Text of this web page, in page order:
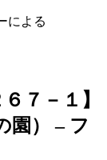
による
７－１】
園） – フ